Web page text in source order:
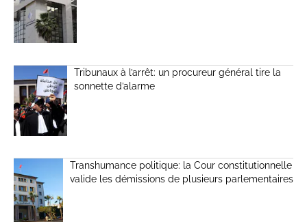
Tribunaux à l’arrêt: un procureur général tire la
sonnette d’alarme
Transhumance politique: la Cour constitutionnelle
valide les démissions de plusieurs parlementaires